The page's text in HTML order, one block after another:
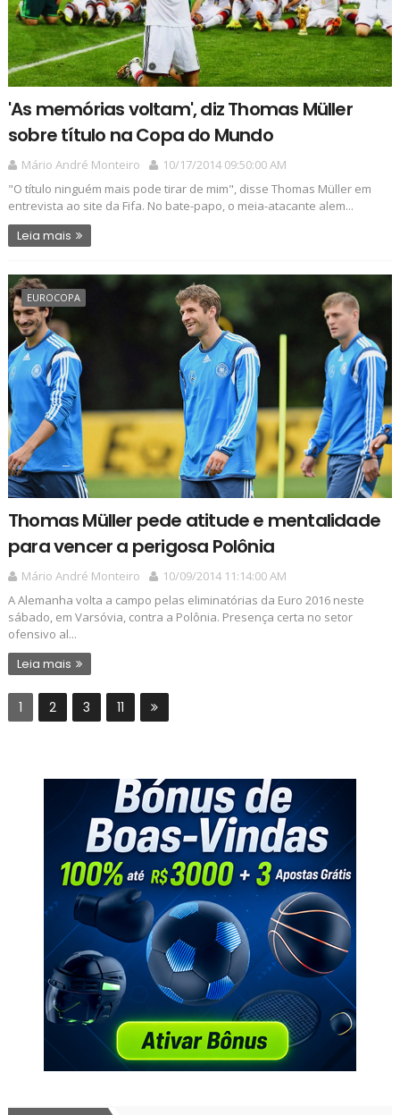
'As memórias voltam', diz Thomas Müller
sobre título na Copa do Mundo
Mário André Monteiro
10/17/2014 09:50:00 AM
"O título ninguém mais pode tirar de mim", disse Thomas Müller em
entrevista ao site da Fifa. No bate-papo, o meia-atacante alem...
Leia mais
EUROCOPA
Thomas Müller pede atitude e mentalidade
para vencer a perigosa Polônia
Mário André Monteiro
10/09/2014 11:14:00 AM
A Alemanha volta a campo pelas eliminatórias da Euro 2016 neste
sábado, em Varsóvia, contra a Polônia. Presença certa no setor
ofensivo al...
Leia mais
1 2 3 11